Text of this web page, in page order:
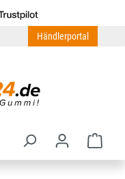
Händlerportal